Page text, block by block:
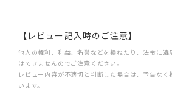
【レビュー記入時のご注意】
他人の権利、利益、名誉などを損ねたり、法令に違
はできませんのでご注意ください。
レビュー内容が不適切と判断した場合は、予告な
います。